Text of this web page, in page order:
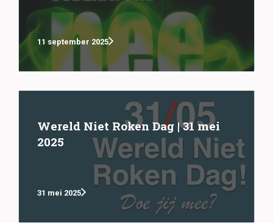
11 september 2025
Wereld Niet Roken Dag | 31 mei
2025
31 mei 2025